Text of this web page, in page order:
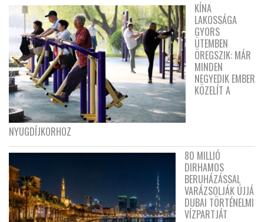
KÍNA
LAKOSSÁGA
GYORS
ÜTEMBEN
ÖREGSZIK: MÁR
MINDEN
NEGYEDIK EMBER
KÖZELÍT A
NYUGDÍJKORHOZ
80 MILLIÓ
DIRHAMOS
BERUHÁZÁSSAL
VARÁZSOLJÁK ÚJJÁ
DUBAI TÖRTÉNELMI
VÍZPARTJÁT